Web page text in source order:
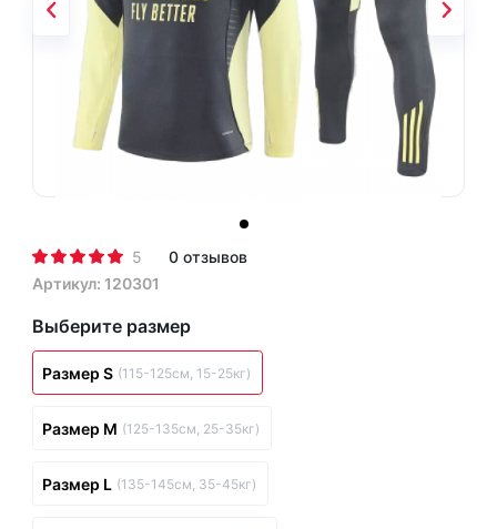
5
0 отзывов
Артикул: 120301
Выберите размер
Размер S (115-125см, 15-25кг)
Размер M (125-135см, 25-35кг)
Размер L (135-145см, 35-45кг)